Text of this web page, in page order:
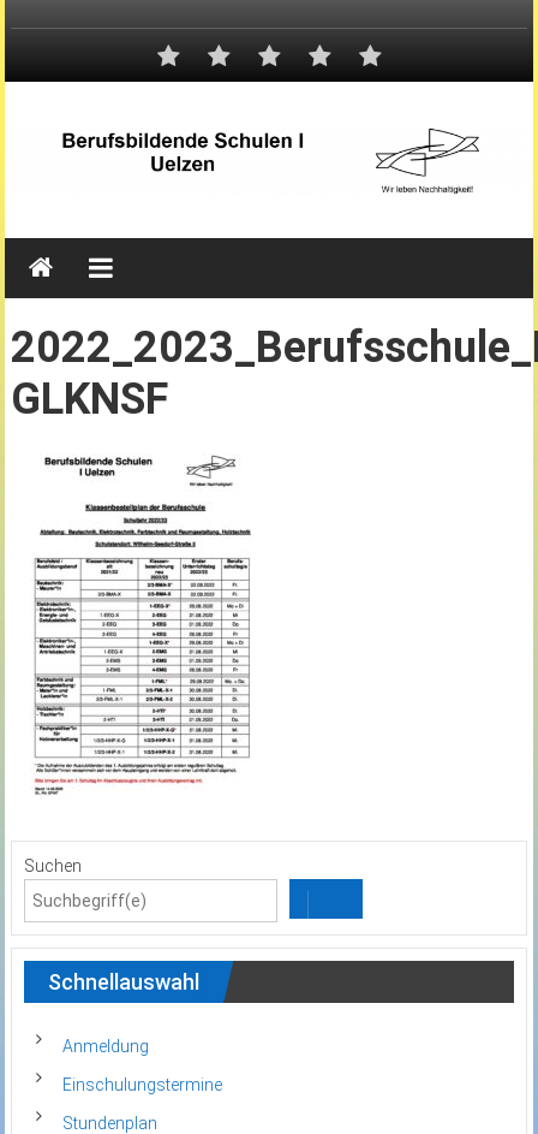
GLKNSF
Suchen
Schnellauswahl
Anmeldung
Einschulungstermine
Stundenplan